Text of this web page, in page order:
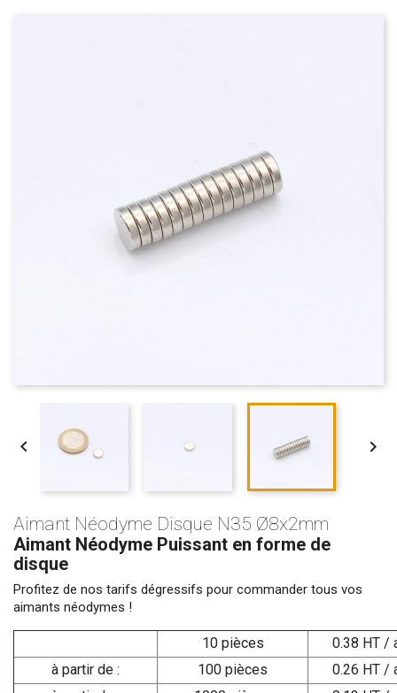
 
Aimant Néodyme Disque N35 Ø8x2mm
Aimant Néodyme Puissant en forme de
disque
Profitez de nos tarifs dégressifs pour commander tous vos
aimants néodymes !
10 pièces
0.38 HT /
à partir de :
100 pièces
0.26 HT /